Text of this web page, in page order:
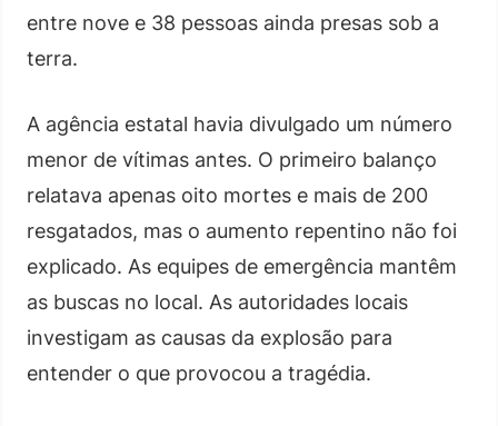
entre nove e 38 pessoas ainda presas sob a
terra.
A agência estatal havia divulgado um número
menor de vítimas antes. O primeiro balanço
relatava apenas oito mortes e mais de 200
resgatados, mas o aumento repentino não foi
explicado. As equipes de emergência mantêm
as buscas no local. As autoridades locais
investigam as causas da explosão para
entender o que provocou a tragédia.